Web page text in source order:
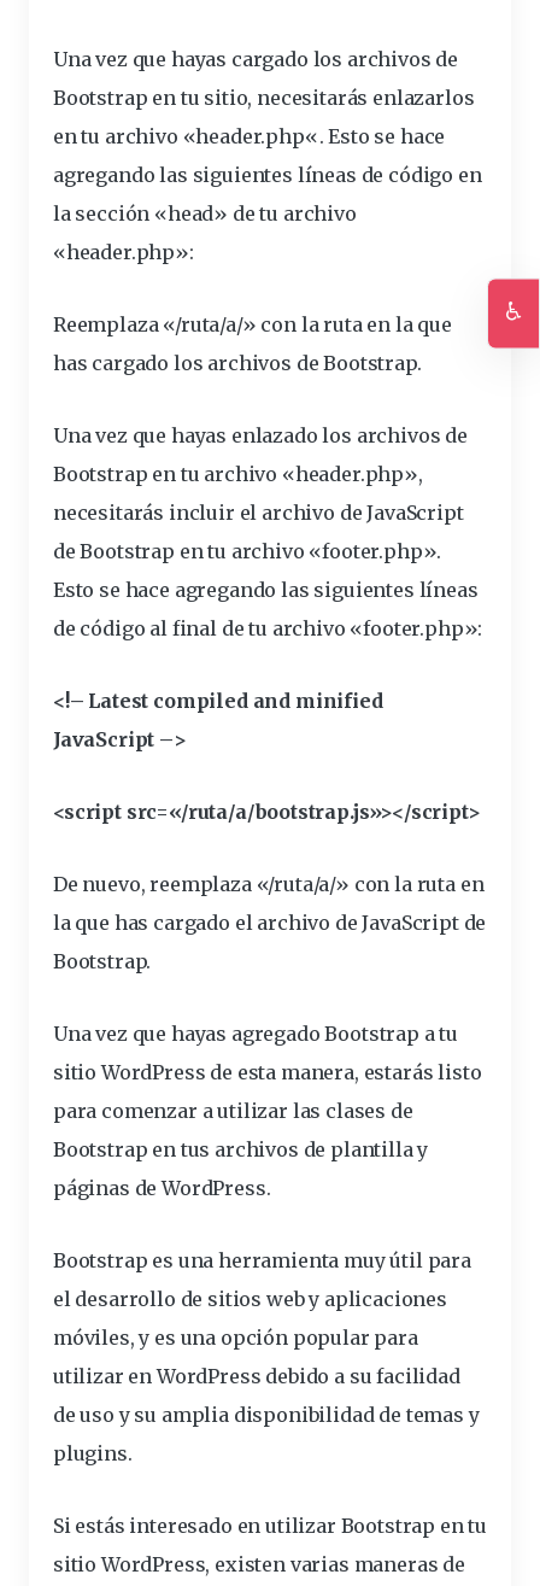
Una vez que hayas cargado los archivos de
Bootstrap en tu sitio, necesitarás enlazarlos
en tu archivo «header.php«. Esto se hace
agregando las siguientes líneas de código en
la sección «head» de tu archivo
«header.php»:
Reemplaza «/ruta/a/» con la ruta en la que
has cargado los archivos de Bootstrap.
Una vez que hayas enlazado los archivos de
Bootstrap en tu archivo «header.php»,
necesitarás incluir el archivo de JavaScript
de Bootstrap en tu archivo «footer.php».
Esto se hace agregando las siguientes líneas
de código al final de tu archivo «footer.php»:
<!– Latest compiled and minified
JavaScript –>
<script src=«/ruta/a/bootstrap.js»></script>
De nuevo, reemplaza «/ruta/a/» con la ruta en
la que has cargado el archivo de JavaScript de
Bootstrap.
Una vez que hayas agregado Bootstrap a tu
sitio WordPress de esta manera, estarás listo
para comenzar a utilizar las clases de
Bootstrap en tus archivos de plantilla y
páginas de WordPress.
Bootstrap es una herramienta muy útil para
el desarrollo de sitios web y aplicaciones
móviles, y es una opción popular para
utilizar en WordPress debido a su facilidad
de uso y su amplia disponibilidad de temas y
plugins.
Si estás interesado enutilizar Bootstrap en tu
sitio WordPress, existen varias maneras de
♿